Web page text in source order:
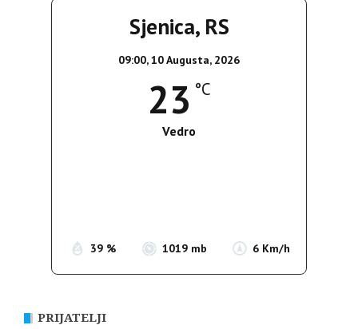
Sjenica, RS
09:00,10 Augusta, 2026
23 °C
Vedro
39 % 1019 mb 6 Km/h
PRIJATELJI